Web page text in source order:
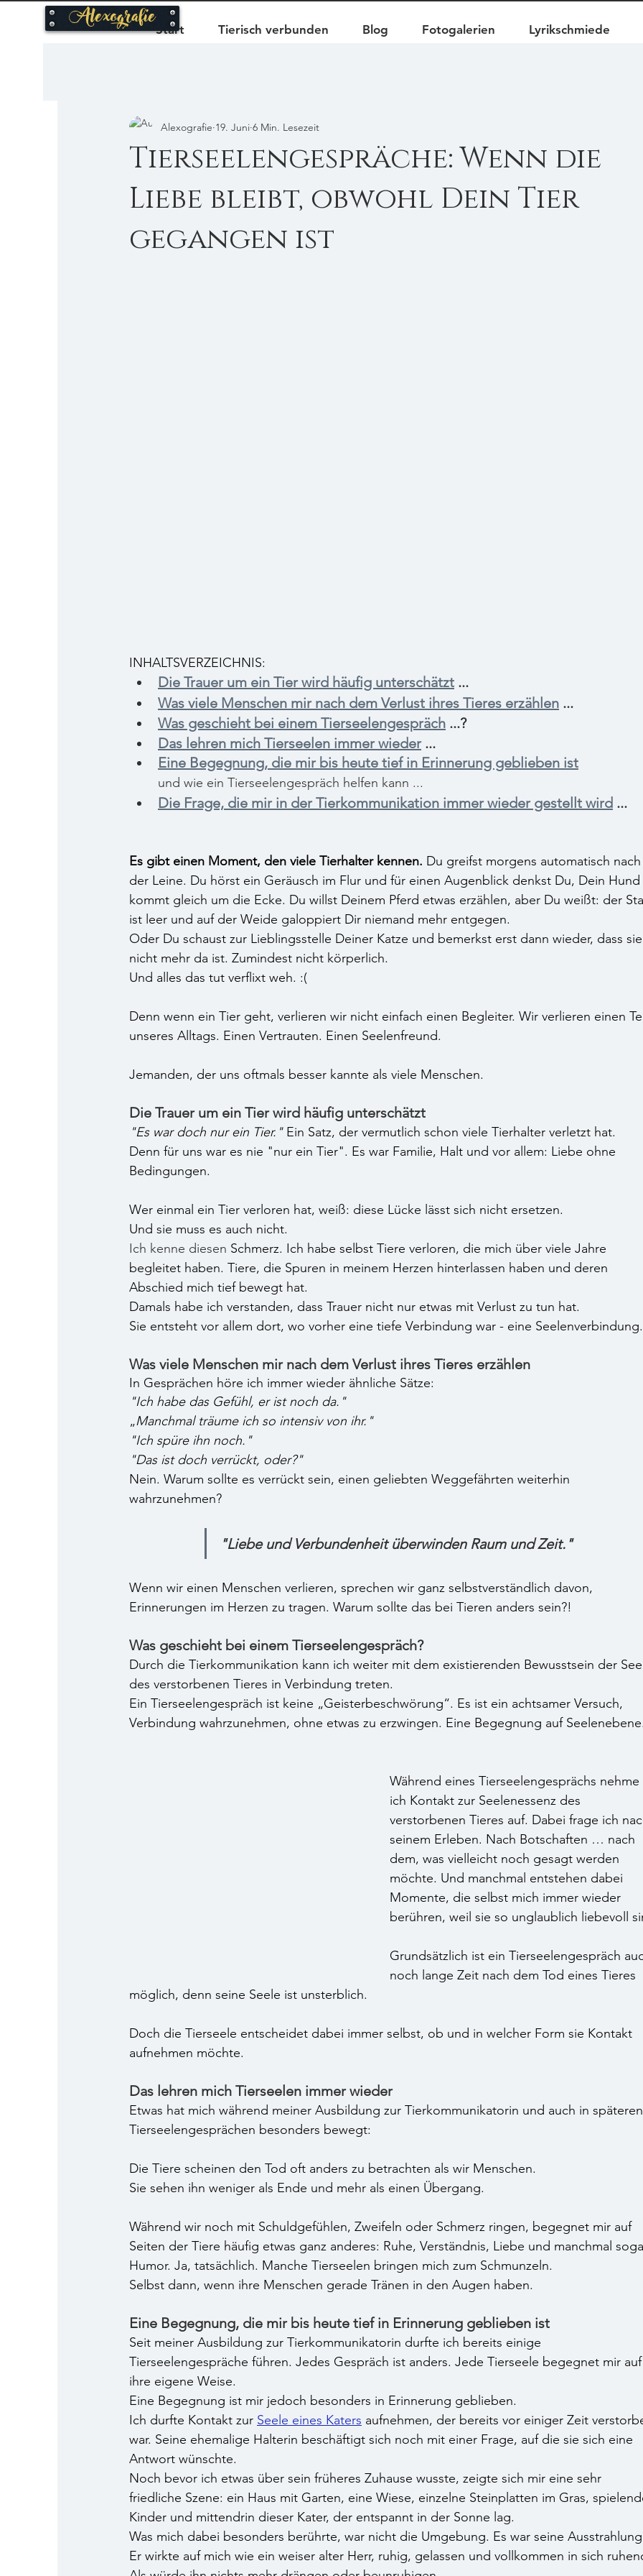
AlexografieStart Tierisch verbunden Blog Fotogalerien Lyrikschmiede
Tierseelengespräche: Wenn die
Liebe bleibt, obwohl Dein Tier
gegangen ist
Alexografie 19. Juni 6 Min. Lesezeit
INHALTSVERZEICHNIS:
Die Trauer um ein Tier wird häufig unterschätzt ...
Was viele Menschen mir nach dem Verlust ihres Tieres erzählen ...
Was geschieht bei einem Tierseelengespräch ...?
Das lehren mich Tierseelen immer wieder ...
Eine Begegnung, die mir bis heute tief in Erinnerung geblieben ist
und wie ein Tierseelengespräch helfen kann ...
Die Frage, die mir in der Tierkommunikation immer wieder gestellt wird ...
Es gibt einen Moment, den viele Tierhalter kennen. Du greifst morgens automatisch
der Leine. Du hörst ein Geräusch im Flur und für einen Augenblick denkst Du, Dein Hund
kommt gleich um die Ecke. Du willst Deinem Pferd etwas erzählen, aber Du weißt: der
ist leer und auf der Weide galoppiert Dir niemand mehr entgegen.
Oder Du schaust zur Lieblingsstelle Deiner Katze und bemerkst erst dann wieder, dass
nicht mehr da ist. Zumindest nicht körperlich.
Und alles das tut verflixt weh. :(
Denn wenn ein Tier geht, verlieren wir nicht einfach einen Begleiter. Wir verlieren einen
unseres Alltags. Einen Vertrauten. Einen Seelenfreund.
Jemanden, der uns oftmals besser kannte als viele Menschen.
Die Trauer um ein Tier wird häufig unterschätzt
"Es war doch nur ein Tier." Ein Satz, der vermutlich schon viele Tierhalter verletzt hat.
Denn für uns war es nie "nur ein Tier". Es war Familie, Halt und vor allem: Liebe ohne
Bedingungen.
Wer einmal ein Tier verloren hat, weiß: diese Lücke lässt sich nicht ersetzen.
Und sie muss es auch nicht.
Ich kenne diesen Schmerz. Ich habe selbst Tiere verloren, die mich über viele Jahre
begleitet haben. Tiere, die Spuren in meinem Herzen hinterlassen haben und deren
Abschied mich tief bewegt hat.
Damals habe ich verstanden, dass Trauer nicht nur etwas mit Verlust zu tun hat.
Sie entsteht vor allem dort, wo vorher eine tiefe Verbindung war - eine Seelenverbindung.
Was viele Menschen mir nach dem Verlust ihres Tieres erzählen
In Gesprächen höre ich immer wieder ähnliche Sätze:
"Ich habe das Gefühl, er ist noch da."
„Manchmal träume ich so intensiv von ihr."
"Ich spüre ihn noch."
"Das ist doch verrückt, oder?"
Nein. Warum sollte es verrückt sein, einen geliebten Weggefährten weiterhin
wahrzunehmen?
"Liebe und Verbundenheit überwinden Raum und Zeit."
Wenn wir einen Menschen verlieren, sprechen wir ganz selbstverständlich davon,
Erinnerungen im Herzen zu tragen. Warum sollte das bei Tieren anders sein?!
Was geschieht bei einem Tierseelengespräch?
Durch die Tierkommunikation kann ich weiter mit dem existierenden Bewusstsein der
des verstorbenen Tieres in Verbindung treten.
Ein Tierseelengespräch ist keine „Geisterbeschwörung“. Es ist ein achtsamer Versuch,
Verbindung wahrzunehmen, ohne etwas zu erzwingen. Eine Begegnung auf
Während eines Tierseelengesprächs nehme
ich Kontakt zur Seelenessenz des
verstorbenen Tieres auf. Dabei frage ich
seinem Erleben. Nach Botschaften … nach
dem, was vielleicht noch gesagt werden
möchte. Und manchmal entstehen dabei
Momente, die selbst mich immer wieder
berühren, weil sie so unglaublich liebevoll
Grundsätzlich ist ein Tierseelengespräch
noch lange Zeit nach dem Tod eines Tieres
möglich, denn seine Seele ist unsterblich.
Doch die Tierseele entscheidet dabei immer selbst, ob und in welcher Form sie Kontakt
aufnehmen möchte.
Das lehren mich Tierseelen immer wieder
Etwas hat mich während meiner Ausbildung zur Tierkommunikatorin und auch in
Tierseelengesprächen besonders bewegt:
Die Tiere scheinen den Tod oft anders zu betrachten als wir Menschen.
Sie sehen ihn weniger als Ende und mehr als einen Übergang.
Während wir noch mit Schuldgefühlen, Zweifeln oder Schmerz ringen, begegnet mir auf
Seiten der Tiere häufig etwas ganz anderes: Ruhe, Verständnis, Liebe und manchmal
Humor. Ja, tatsächlich. Manche Tierseelen bringen mich zum Schmunzeln.
Selbst dann, wenn ihre Menschen gerade Tränen in den Augen haben.
Eine Begegnung, die mir bis heute tief in Erinnerung geblieben ist
Seit meiner Ausbildung zur Tierkommunikatorin durfte ich bereits einige
Tierseelengespräche führen. Jedes Gespräch ist anders. Jede Tierseele begegnet mir
ihre eigene Weise.
Eine Begegnung ist mir jedoch besonders in Erinnerung geblieben.
Ich durfte Kontakt zur Seele eines Katers aufnehmen, der bereits vor einiger Zeit
war. Seine ehemalige Halterin beschäftigt sich noch mit einer Frage, auf die sie sich eine
Antwort wünschte.
Noch bevor ich etwas über sein früheres Zuhause wusste, zeigte sich mir eine sehr
friedliche Szene: ein Haus mit Garten, eine Wiese, einzelne Steinplatten im Gras,
Kinder und mittendrin dieser Kater, der entspannt in der Sonne lag.
Was mich dabei besonders berührte, war nicht die Umgebung. Es war seine
Er wirkte auf mich wie ein weiser alter Herr, ruhig, gelassen und vollkommen in sich